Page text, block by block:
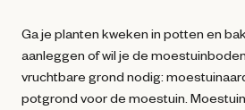
Ga je planten kweken in potten en
aanleggen of wil je de
vruchtbare grond nodig:
potgrond voor de moestuin.